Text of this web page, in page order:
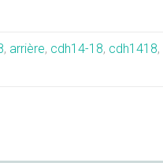
, arrière, cdh14-18, cdh1418,